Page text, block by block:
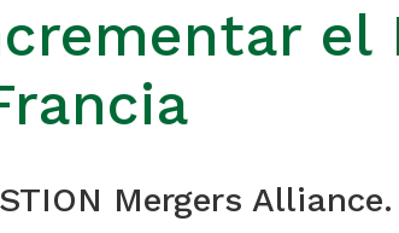
el
Mergers Alliance.